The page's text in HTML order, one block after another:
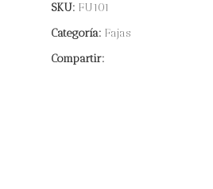
SKU: FU101
Categoría: Fajas
Compartir: